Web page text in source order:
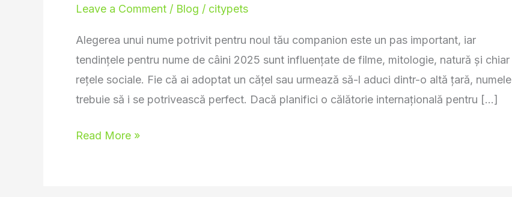
Leave a Comment / Blog / citypets
Alegerea unui nume potrivit pentru noul tău companion este un pas important, iar
tendințele pentru nume de câini 2025 sunt influențate de filme, mitologie, natură și chiar
rețele sociale. Fie că ai adoptat un cățel sau urmează să-l aduci dintr-o altă țară, numele
trebuie să i se potrivească perfect. Dacă planifici o călătorie internațională pentru […]
2025
–
Cele
mai
alegeri!
Read More »